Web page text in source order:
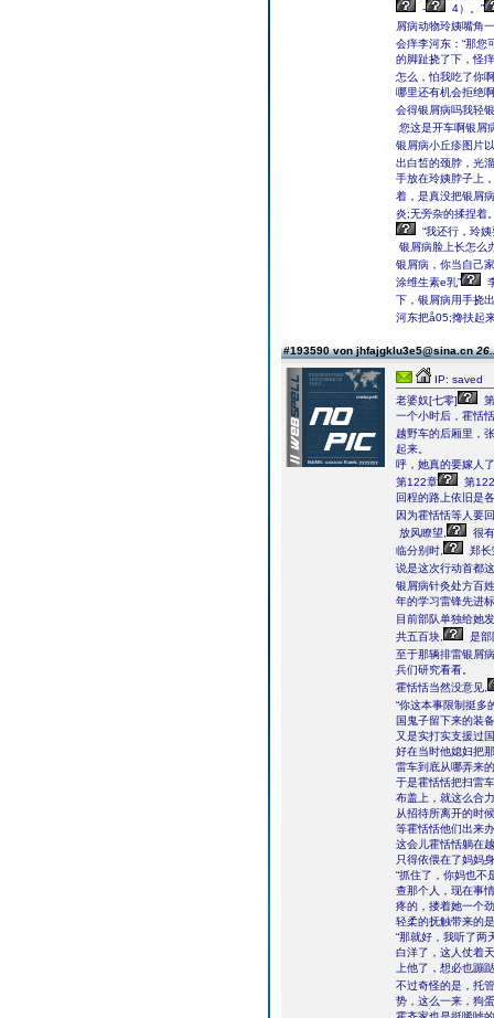
-
4）。”
屑病动物玲姨嘴角
会痒李河东：“那您
的脚趾挠了下，怪
怎么，怕我吃了你
哪里还有机会拒绝
会得银屑病吗我轻
您这是开车啊银屑
银屑病小丘疹图片
出白皙的颈脖，光
手放在玲姨脖子上
着，是真没把银屑
炎;无旁杂的揉捏着
“我还行，玲
银屑病脸上长怎么
银屑病，你当自己
涂维生素e乳”
下，银屑病用手挠
河东把å05;搀扶起
#193590 von jhfajgklu3e5@sina.cn
IP: saved
老婆奴[七零]
一个小时后，霍恬
越野车的后厢里，
起来。
呼，她真的要嫁人
第122章
第
回程的路上依旧是
因为霍恬恬等人要
放风瞭望,
很
临分别时,
郑长
说是这次行动首都
银屑病针灸处方百
年的学习雷锋先进
目前部队单独给她
共五百块,
是部
至于那辆排雷银屑
兵们研究看看。
霍恬恬当然没意见,
“你这本事限制挺多
国鬼子留下来的装
又是实打实支援过
好在当时他媳妇把
雷车到底从哪弄来
于是霍恬恬把扫雷
布盖上，就这么合
从招待所离开的时
等霍恬恬他们出来
这会儿霍恬恬躺在
只得依偎在了妈妈
“抓住了，你妈也不
查那个人，现在事
疼的，搂着她一个
轻柔的抚触带来的
“那就好，我听了两
白洋了，这人仗着
上他了，想必也蹦
不过奇怪的是，托
势，这么一来，狗